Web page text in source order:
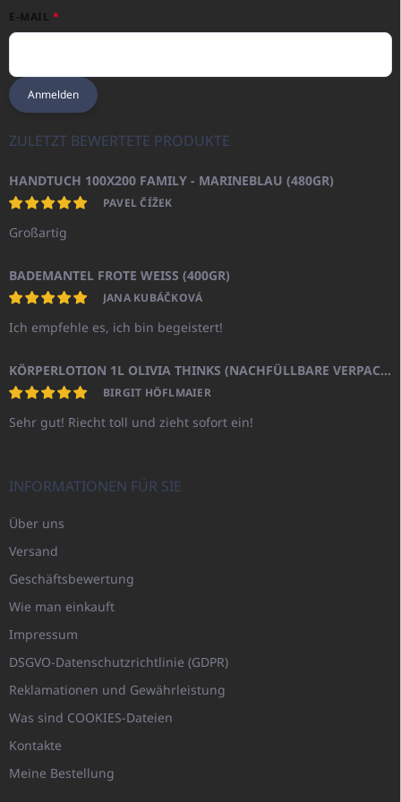
E-MAIL
Anmelden
ZULETZT BEWERTETE PRODUKTE
HANDTUCH 100X200 FAMILY - MARINEBLAU (480GR)
PAVEL ČÍŽEK
Großartig
BADEMANTEL FROTE WEISS (400GR)
JANA KUBÁČKOVÁ
Ich empfehle es, ich bin begeistert!
KÖRPERLOTION 1L OLIVIA THINKS (NACHFÜLLBARE VERPACKUNG)
BIRGIT HÖFLMAIER
Sehr gut! Riecht toll und zieht sofort ein!
INFORMATIONEN FÜR SIE
Über uns
Versand
Geschäftsbewertung
Wie man einkauft
Impressum
DSGVO-Datenschutzrichtlinie (GDPR)
Reklamationen und Gewährleistung
Was sind COOKIES-Dateien
Kontakte
Meine Bestellung